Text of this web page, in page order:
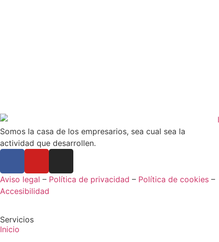
Somos la casa de los empresarios, sea cual sea la
actividad que desarrollen.
Aviso legal – Política de privacidad – Política de cookies –
Accesibilidad
Servicios
Inicio